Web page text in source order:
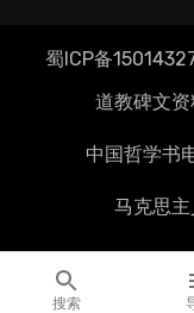
蜀ICP备
道教碑文
中国哲学书
马克思
搜索